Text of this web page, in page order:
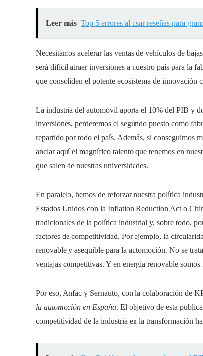
Leer más Top 5 errores al usar reseñas para
Necesitamos acelerar las ventas de vehículos de
será difícil atraer inversiones a nuestro país para la
que consoliden el potente ecosistema de innovación
La industria del automóvil aporta el 10% del PIB y
inversiones, perderemos el segundo puesto como
repartido por todo el país. Además, si conseguimos
anclar aquí el magnífico talento que tenemos en
que salen de nuestras universidades.
En paralelo, hemos de reforzar nuestra política
Estados Unidos con la Inflation Reduction Act o
tradicionales de la política industrial y, sobre todo,
factores de competitividad. Por ejemplo, la
renovable y asequible para la automoción. No se
ventajas competitivas. Y en energía renovable
Por eso, Anfac y Sernauto, con la colaboración de
la automoción en España. El objetivo de esta
competitividad de la industria en la transformación